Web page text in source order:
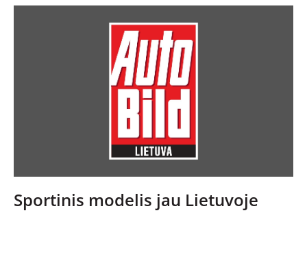
PATARIMAI
ĮVAIRENYBĖS
Sportinis modelis jau Lietuvoje